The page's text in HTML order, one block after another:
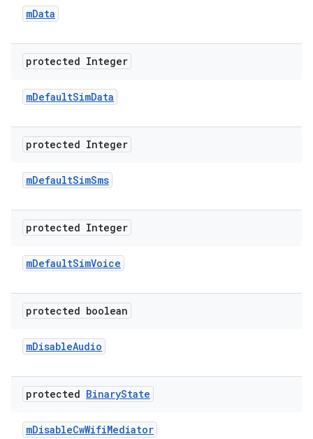
mData
protected Integer
mDefaultSimData
protected Integer
mDefaultSimSms
protected Integer
mDefaultSimVoice
protected boolean
mDisableAudio
protected BinaryState
mDisableCwWifiMediator